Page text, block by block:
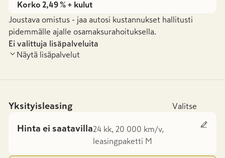
Korko 2,49 % + kulut
Joustava omistus - jaa autosi kustannukset hallitusti
pidemmälle ajalle osamaksurahoituksella.
Ei valittuja lisäpalveluita
Näytä lisäpalvelut
Yksityisleasing Valitse
Hinta ei saatavilla24 kk, 20 000 km/v,
leasingpaketti M